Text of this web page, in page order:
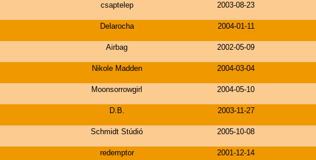
csaptelep 2003-08-23
Delarocha 2004-01-11
Airbag 2002-05-09
Nikole Madden 2004-03-04
Moonsorrowgirl 2004-05-10
D.B. 2003-11-27
Schmidt Stúdió 2005-10-08
redemptor 2001-12-14